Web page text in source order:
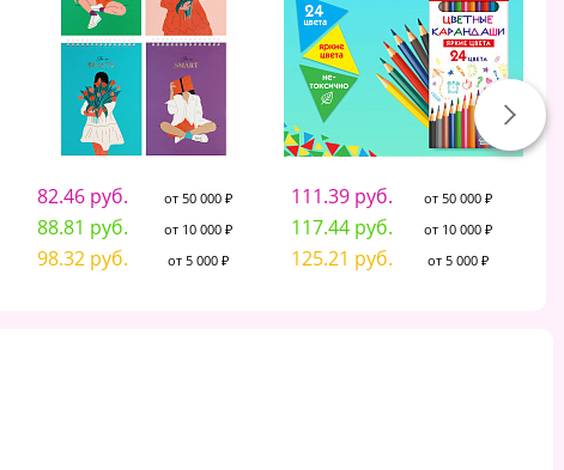
82.46 руб. от 50 000 ₽
88.81 руб. от 10 000 ₽
98.32 руб. от 5 000 ₽
111.39 руб. от 50 000 ₽
117.44 руб. от 10 000 ₽
125.21 руб. от 5 000 ₽